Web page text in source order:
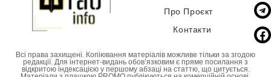
Про Проєкт
Контакти
Всі права захищені. Копіювання матеріалів можливе тільки за згодою
редакції. Для інтернет-видань обовʼязковим є пряме посилання з
відкритою індексацією у першому абзаці на статтю, що цитується.